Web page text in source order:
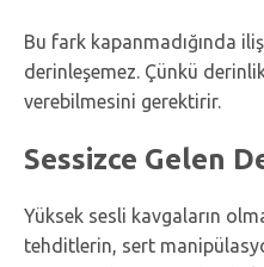
Bu fark kapanmadığında
derinleşemez. Çünkü
verebilmesini gerektirir.
Sessizce Gelen
Yüksek sesli kavgaların
tehditlerin, sert